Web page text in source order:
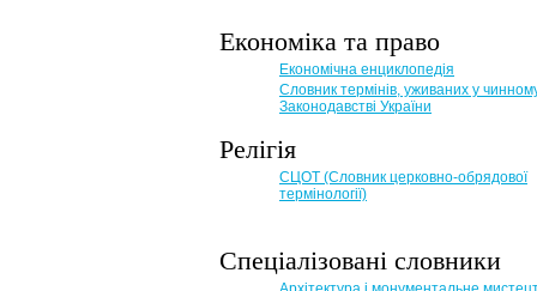
Економіка та право
Eкономічна енциклопедія
Словник термінів, уживаних у
Законодавстві України
Релігія
СЦОТ (Словник церковно-обрядової
термінології)
Спеціалізовані словники